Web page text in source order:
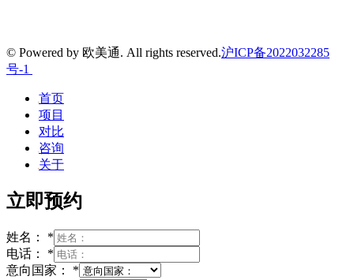
© Powered by 欧美通. All rights reserved.沪ICP备2022032285
号-1
首页
项目
对比
咨询
关于
立即预约
姓名： *
电话： *
意向国家： *